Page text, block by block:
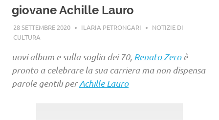
giovane Achille Lauro
28 SETTEMBRE 2020 ILARIA PETRONGARI
NOTIZIE DI
CULTURA
uovi album e sulla soglia dei 70, Renato Zeroè
pronto a celebrare la sua carriera ma non dispensa
parole gentili perAchille Lauro